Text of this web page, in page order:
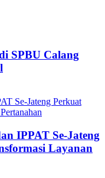
SPBU Calang
IPPAT Se-Jateng
Layanan